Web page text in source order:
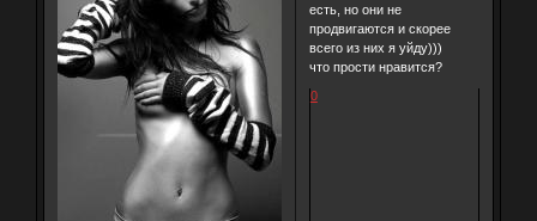
есть, но они не
продвигаются и скорее
всего из них я уйду)))
что прости нравится?
0